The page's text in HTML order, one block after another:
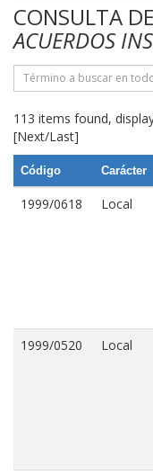
CONSULTA
ACUERDOS
113 items found,
[Next/Last]
Código Carácter
1999/0618 Local
1999/0520 Local